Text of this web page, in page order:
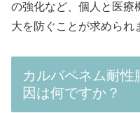
の強化など、個人と医療
大を防ぐことが求められ
カルバペネム耐
因は何ですか？